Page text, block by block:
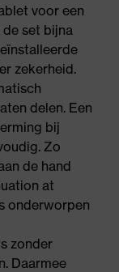
voor een
set bijna
zekerheid.
delen. Een
bij
Zo
de hand
at
onderworpen
zonder
Daarmee